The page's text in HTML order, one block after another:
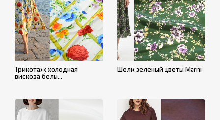
Трикотаж холодная
вискоза белы...
Шелк зеленый цветы Marni